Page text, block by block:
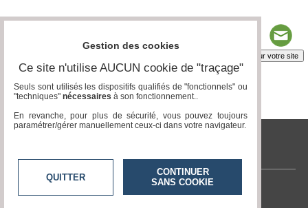
Insérez sur votre site
tvlocale.fr
Contactez-nous
Gestion des cookies
Ce site n'utilise AUCUN cookie de "traçage"
Seuls sont utilisés les dispositifs qualifiés de "fonctionnels" ou
"techniques" nécessaires à son fonctionnement..
En revanche, pour plus de sécurité, vous pouvez toujours
paramétrer/gérer manuellement ceux-ci dans votre navigateur.
QUITTER
CONTINUER
SANS COOKIE